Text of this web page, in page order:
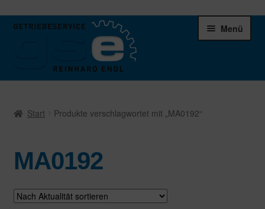
Zur
Zum
Menü
Schaltgetriebe
Verteilergetriebe
Start Produkte verschlagwortet mit „MA0192“
MA0192